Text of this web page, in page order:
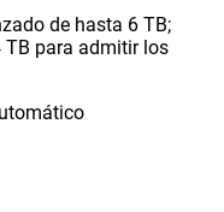
de hasta 6 TB;
para admitir los